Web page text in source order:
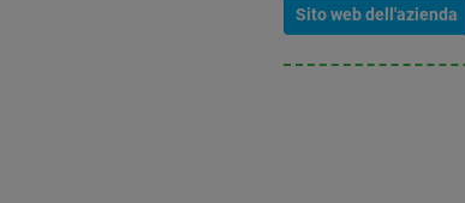
Sito web dell'azienda